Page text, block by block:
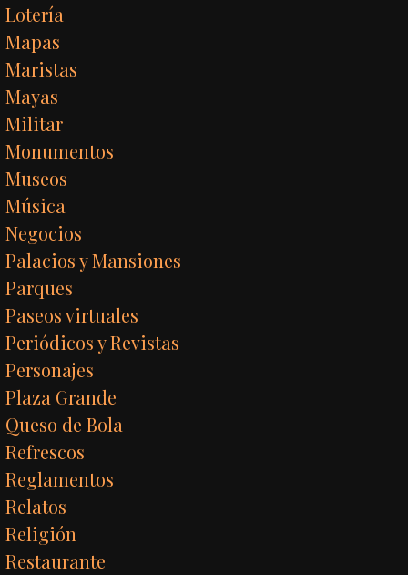
Lotería
Mapas
Maristas
Mayas
Militar
Monumentos
Museos
Música
Negocios
Palacios y Mansiones
Parques
Paseos virtuales
Periódicos y Revistas
Personajes
Plaza Grande
Queso de Bola
Refrescos
Reglamentos
Relatos
Religión
Restaurante